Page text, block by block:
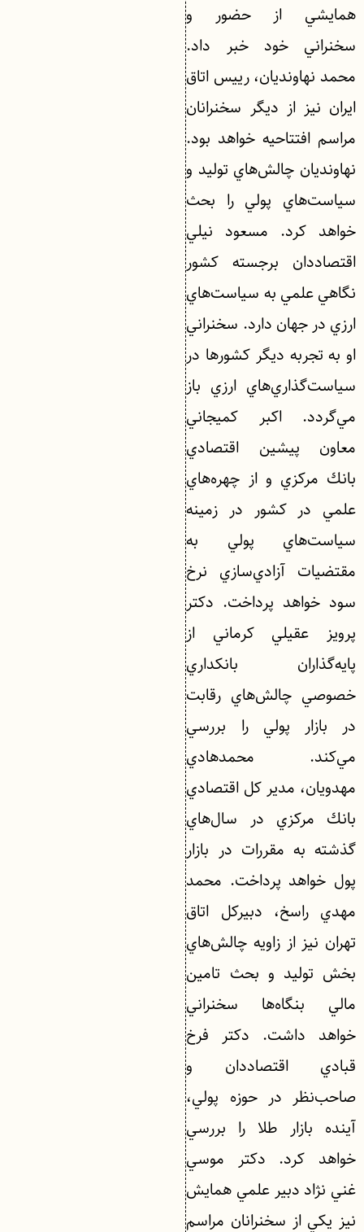
همايشي از حضور و
سخنراني خود خبر داد.
محمد نهاونديان، رييس اتاق
ايران نيز از ديگر سخنرانان
مراسم افتتاحيه خواهد بود.
نهاونديان چالش‌هاي توليد و
سياست‌هاي پولي را بحث
خواهد كرد. مسعود نيلي
اقتصاددان برجسته كشور
نگاهي علمي به سياست‌هاي
ارزي در جهان دارد. سخنراني
او به تجربه ديگر كشورها در
سياست‌گذاري‌هاي ارزي باز
مي‌گردد. اكبر كميجاني
معاون پيشين اقتصادي
بانك مركزي و از چهره‌هاي
علمي در كشور در زمينه
سياست‌هاي پولي به
مقتضيات آزادي‌سازي نرخ
سود خواهد پرداخت. دكتر
پرويز عقيلي كرماني از
پايه‌گذاران بانكداري
خصوصي چالش‌هاي رقابت
در بازار پولي را بررسي
مي‌كند. محمد‌هادي
مهدويان، مدير كل اقتصادي
بانك مركزي در سال‌هاي
گذشته به مقررات در بازار
پول خواهد پرداخت. محمد
مهدي راسخ، دبيركل اتاق
تهران نيز از زاويه چالش‌هاي
بخش توليد و بحث تامين
مالي بنگاه‌ها سخنراني
خواهد داشت. دكتر فرخ
قبادي اقتصاددان و
صاحب‌نظر در حوزه پولي،
آينده بازار طلا را بررسي
خواهد كرد. دكتر موسي
غني نژاد دبير علمي همايش
نيز يكي از سخنرانان مراسم